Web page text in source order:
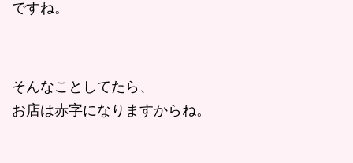
ですね。
そんなことしてたら、
お店は赤字になりますからね。